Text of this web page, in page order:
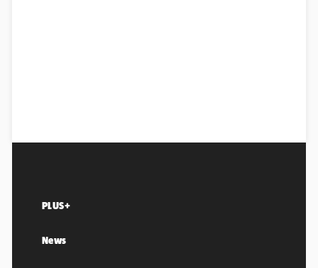
PLUS+
News